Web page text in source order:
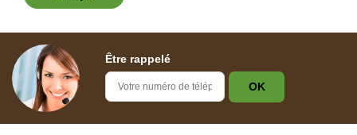
Être rappelé